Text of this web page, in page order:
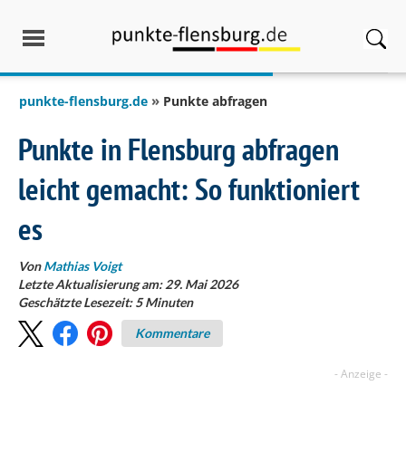
punkte-flensburg.de Punkte abfragen
Punkte in Flensburg abfragen
leicht gemacht: So funktioniert
es
VonMathias Voigt
Letzte Aktualisierung am: 29. Mai 2026
Geschätzte Lesezeit:5 Minuten
Kommentare